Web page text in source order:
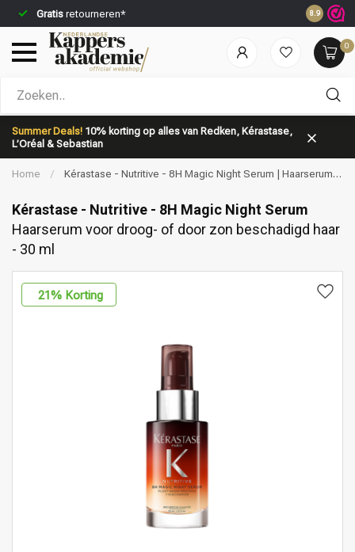
Gratis retourneren* Voor
8.9
0
Summer Deals! 10% korting op alles van Redken, Kérastase,
L’Oréal & Sebastian
Welke categorie ben jij naar op zoek?
Merken
Home /
Kérastase - Nutritive - 8H Magic Night Serum | Haarserum
Kérastase - Nutritive - 8H Magic Night Serum
Haarserum voor droog- of door zon beschadigd haar
- 30 ml
21% Korting